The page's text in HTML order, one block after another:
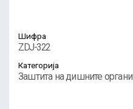
Шифра
ZDJ-322
Категорија
Заштита на дишните органи